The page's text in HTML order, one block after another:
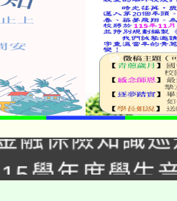
115學年度第
師甄選結果(
融保險知識
學年度學生